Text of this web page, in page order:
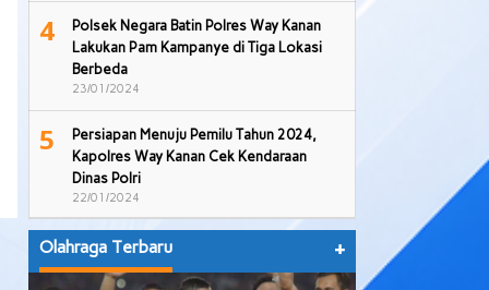
4
Polsek Negara Batin Polres Way Kanan
Lakukan Pam Kampanye di Tiga Lokasi
Berbeda
23/01/2024
5
Persiapan Menuju Pemilu Tahun 2024,
Kapolres Way Kanan Cek Kendaraan
Dinas Polri
22/01/2024
Olahraga Terbaru +